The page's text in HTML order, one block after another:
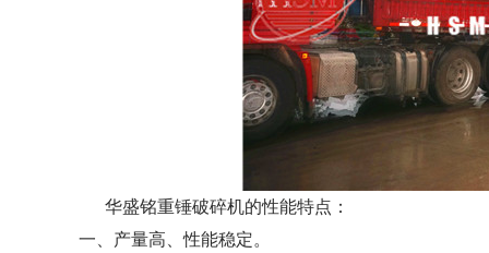
华盛铭重锤破碎机的性能特点：
一、产量高、性能稳定。